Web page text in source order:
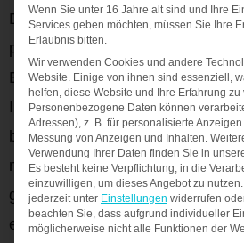
Die Verbindung von beruflichen
persönlichen Lebenszielen
Ein wichtiger Teil der
Integration Ihrer persönlichen
beruflichen Entscheidungen.
mehr Zeit für Familie, Hobbys,
gesellschaftliches Engagement
einige Überlegungen, wie Sie
Wenn Sie unter 16 Jahre alt sind und Ihre
Services geben möchten, müssen Sie Ihre
Erlaubnis bitten.
Wir verwenden Cookies und andere
Website. Einige von ihnen sind essenziell,
helfen, diese Website und Ihre Erfahrung zu
Personenbezogene Daten können
Adressen), z. B. für personalisierte
Messung von Anzeigen und Inhalten.
Verwendung Ihrer Daten finden Sie in
Es besteht keine Verpflichtung, in die
einzuwilligen, um dieses Angebot zu nutzen.
jederzeit unter Einstellungen widerrufen
beachten Sie, dass aufgrund individueller
möglicherweise nicht alle Funktionen der